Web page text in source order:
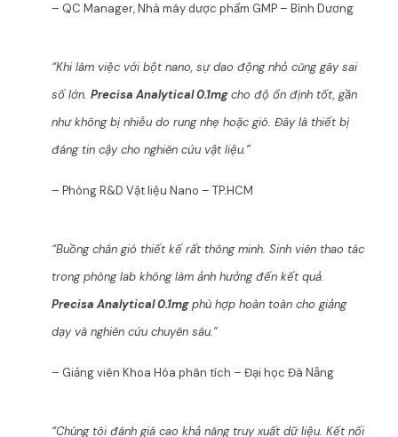
– QC Manager, Nhà máy dược phẩm GMP – Bình Dương
“Khi làm việc với bột nano, sự dao động nhỏ cũng gây sai
số lớn. Precisa Analytical 0.1mgcho độ ổn định tốt, gần
như không bị nhiễu do rung nhẹ hoặc gió. Đây là thiết bị
đáng tin cậy cho nghiên cứu vật liệu.”
– Phòng R&D Vật liệu Nano – TP.HCM
“Buồng chắn gió thiết kế rất thông minh. Sinh viên thao tác
trong phòng lab không làm ảnh hưởng đến kết quả.
Precisa Analytical 0.1mgphù hợp hoàn toàn cho giảng
dạy và nghiên cứu chuyên sâu.”
– Giảng viên Khoa Hóa phân tích – Đại học Đà Nẵng
“Chúng tôi đánh giá cao khả năng truy xuất dữ liệu. Kết nối